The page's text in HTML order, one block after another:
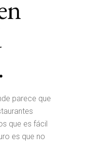
parece que
que es fácil
es que no